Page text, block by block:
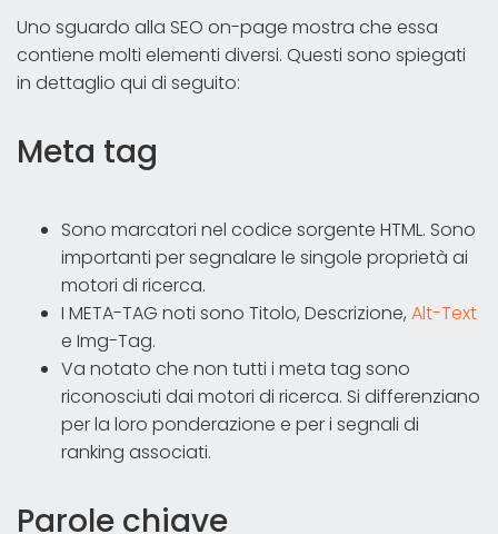
Uno sguardo alla SEO on-page mostra che essa
contiene molti elementi diversi. Questi sono spiegati
in dettaglio qui di seguito:
Meta tag
Sono marcatori nel codice sorgente HTML. Sono
importanti per segnalare le singole proprietà ai
motori di ricerca.
I META-TAG noti sono Titolo, Descrizione, Alt-Text
e Img-Tag.
Va notato che non tutti i meta tag sono
riconosciuti dai motori di ricerca. Si differenziano
per la loro ponderazione e per i segnali di
ranking associati.
Parole chiave